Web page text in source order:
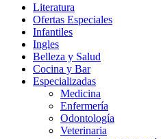
Literatura
Ofertas Especiales
Infantiles
Ingles
Belleza y Salud
Cocina y Bar
Especializadas
Medicina
Enfermería
Odontología
Veterinaria